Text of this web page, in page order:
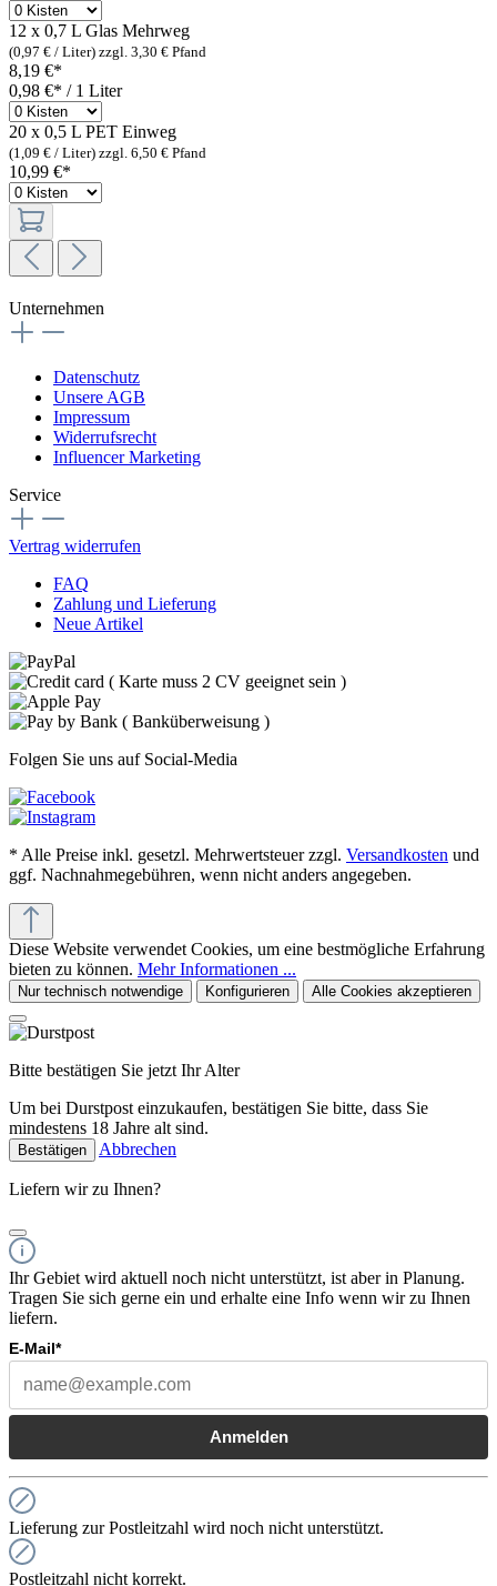
12 x 0,7 L Glas Mehrweg
(0,97 € / Liter) zzgl. 3,30 € Pfand
8,19 €*
0,98 €* / 1 Liter
20 x 0,5 L PET Einweg
(1,09 € / Liter) zzgl. 6,50 € Pfand
10,99 €*
Unternehmen
Datenschutz
Unsere AGB
Impressum
Widerrufsrecht
Influencer Marketing
Service
Vertrag widerrufen
FAQ
Zahlung und Lieferung
Neue Artikel
Folgen Sie uns auf Social-Media
* Alle Preise inkl. gesetzl. Mehrwertsteuer zzgl. Versandkosten und
ggf. Nachnahmegebühren, wenn nicht anders angegeben.
Diese Website verwendet Cookies, um eine bestmögliche Erfahrung
bieten zu können. Mehr Informationen ...
Nur technisch notwendige Konfigurieren Alle Cookies akzeptieren
Bitte bestätigen Sie jetzt Ihr Alter
Um bei Durstpost einzukaufen, bestätigen Sie bitte, dass Sie
mindestens 18 Jahre alt sind.
Bestätigen Abbrechen
Liefern wir zu Ihnen?
Ihr Gebiet wird aktuell noch nicht unterstützt, ist aber in Planung.
Tragen Sie sich gerne ein und erhalte eine Info wenn wir zu Ihnen
liefern.
E-Mail*
Anmelden
Lieferung zur Postleitzahl wird noch nicht unterstützt.
Postleitzahl nicht korrekt.